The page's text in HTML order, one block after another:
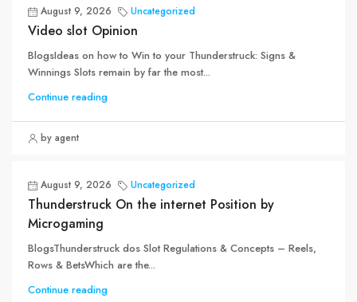
August 9, 2026 Uncategorized
Video slot Opinion
BlogsIdeas on how to Win to your Thunderstruck: Signs &
Winnings Slots remain by far the most...
Continue reading
by agent
August 9, 2026 Uncategorized
Thunderstruck On the internet Position by
Microgaming
BlogsThunderstruck dos Slot Regulations & Concepts – Reels,
Rows & BetsWhich are the...
Continue reading